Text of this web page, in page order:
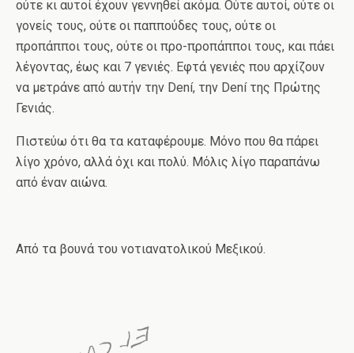
ούτε κι αυτοί έχουν γεννηθεί ακόμα. Ούτε αυτοί, ούτε οι
γονείς τους, ούτε οι παππούδες τους, ούτε οι
προπάπποι τους, ούτε οι προ-προπάπποι τους, και πάει
λέγοντας, έως και 7 γενιές. Εφτά γενιές που αρχίζουν
να μετράνε από αυτήν την Dení, την Dení της Πρώτης
Γενιάς.
Πιστεύω ότι θα τα καταφέρουμε. Μόνο που θα πάρει
λίγο χρόνο, αλλά όχι και πολύ. Μόλις λίγο παραπάνω
από έναν αιώνα.
Από τα βουνά του νοτιανατολικού Μεξικού.